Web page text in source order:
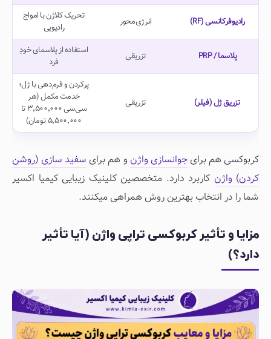
رادیوفرکانسی (RF) انرژی‌محور
تحریک کلاژن با امواج
رادیویی
پلاسما / PRP تزریقی
استفاده از پلاسمای خودِ
فرد
تزریق ژل (فیلر) تزریقی
پرکردن و فرم‌دهی با ژل؛
خدمت مکمل (هر
سی‌سی ۳٬۵۰۰٬۰۰۰ تا
۵٬۵۰۰٬۰۰۰ تومان)
کربوکسی هم برایجوانسازی واژن و هم برای سفید سازی (روشن
کردن) واژن کاربرد دارد. متخصصین کلینیک زیبایی کیمیا اکسیر
شما را در انتخاب بهترین روش همراهی میکنند.
مزایا و تأثیر کربوکسی تراپی واژن (آیا تأثیر
دارد؟)